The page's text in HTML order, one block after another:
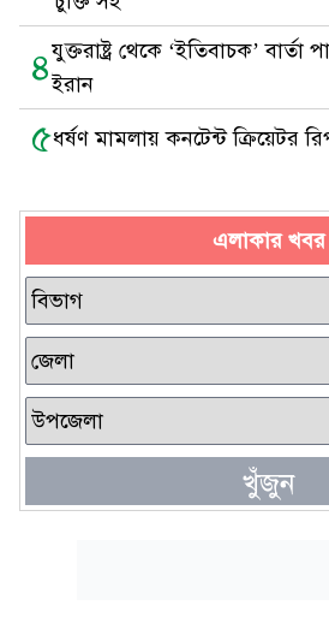
৪যুক্তরাষ্ট্র থেকে ‘ইতিবাচক’ বার্তা
ইরান
৫ধর্ষণ মামলায় কনটেন্ট ক্রিয়েটর
এলাকার খবর
খুঁজুন